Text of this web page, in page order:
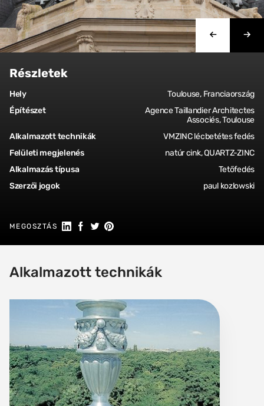
Részletek
Hely
Toulouse, Franciaország
Építészet
Agence Taillandier Architectes
Associés, Toulouse
Alkalmazott technikák
VMZINC lécbetétes fedés
Felületi megjelenés
natúr cink, QUARTZ-ZINC
Alkalmazás típusa
Tetőfedés
Szerzői jogok
paul kozlowski
MEGOSZTÁS Megosztás a Linkedin-en
Megosztás Facebookon
Megosztás a Twitteren
Megosztás a Pinteresten
Alkalmazott technikák